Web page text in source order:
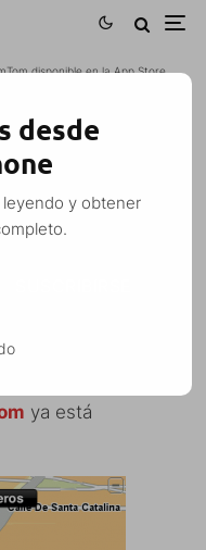
disponible en la App Store
EN LA APP
(Esfera) ·
· 18 agosto, 2009
ya está
desde
leyendo y obtener